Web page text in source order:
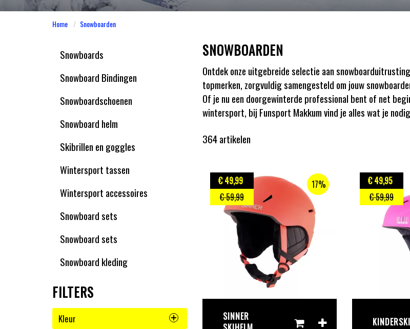
Home Snowboarden
Snowboards
Snowboard Bindingen
Snowboardschoenen
Snowboard helm
Skibrillen en goggles
Wintersport tassen
Wintersport accessoires
Snowboard sets
Snowboard sets
Snowboard kleding
FILTERS
Kleur
SNOWBOARDEN
Ontdek onze uitgebreide selectie aan
topmerken, zorgvuldig samengesteld om jouw
Of je nu een doorgewinterde professional bent of net
wintersport, bij Funsport Makkum vind je alles wat je
364 artikelen
€ 49,99
€ 59,99
17%
SINNER
€ 49,95
€ 59,99